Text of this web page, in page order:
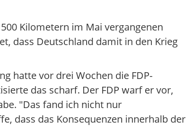
Kilometern im Mai vergangenen
dass Deutschland damit in den Krieg
hatte vor drei Wochen die FDP-
das scharf. Der FDP warf er vor,
"Das fand ich nicht nur
dass das Konsequenzen innerhalb der